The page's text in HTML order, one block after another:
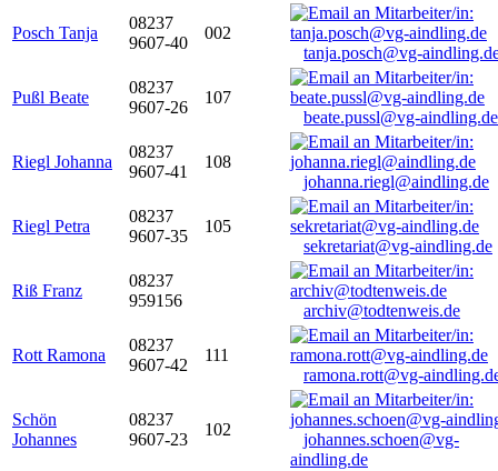
Posch Tanja
08237
9607-40
002
tanja.posch@vg-
Pußl Beate
08237
9607-26
107
beate.pussl@vg-aindling.de
Riegl Johanna
08237
9607-41
108
johanna.riegl@aindling.de
Riegl Petra
08237
9607-35
105
sekretariat@vg-aindling.de
Riß Franz
08237
959156
archiv@todtenweis.de
Rott Ramona
08237
9607-42
111
ramona.rott@vg-
Schön
Johannes
08237
9607-23
102
johannes.schoen@vg-
aindling.de